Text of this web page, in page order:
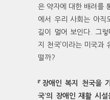
은 약자에 대한 배려를
에서 우리 사회는 아직
길이 멀어 보인다. 그렇
지 천국’이라는 미국과
떨까?
『장애인 복지 천국을
국’의 장애인 재활 시